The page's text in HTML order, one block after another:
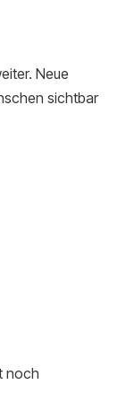
Neue
sichtbar
noch